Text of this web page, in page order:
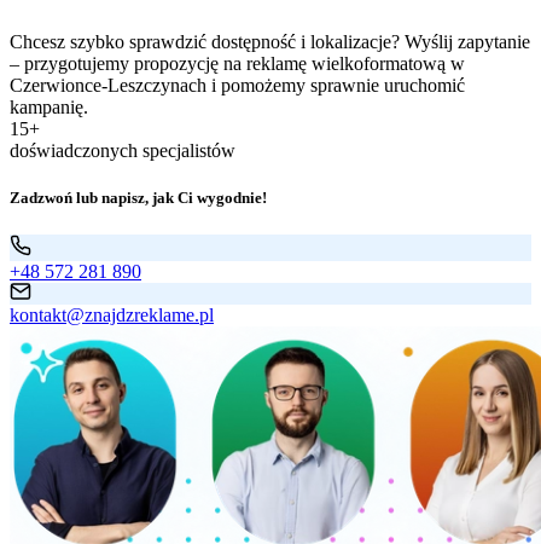
Chcesz szybko sprawdzić dostępność i lokalizacje? Wyślij zapytanie
– przygotujemy propozycję na reklamę wielkoformatową w
Czerwionce-Leszczynach i pomożemy sprawnie uruchomić
kampanię.
15+
doświadczonych specjalistów
Zadzwoń lub napisz, jak Ci wygodnie!
+48 572 281 890
kontakt@znajdzreklame.pl